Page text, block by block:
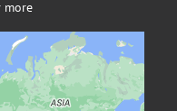
more
Volbami